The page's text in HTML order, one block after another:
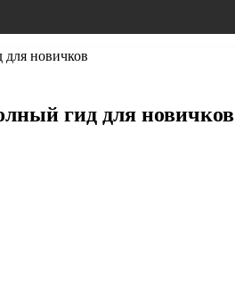
для новичков
гид для новичков